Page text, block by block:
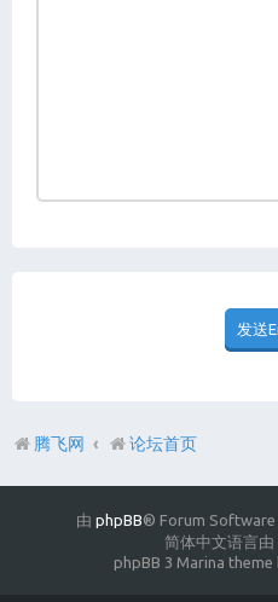
腾飞网 论坛首页
由 phpBB® Forum
简体中文语言由
phpBB 3 Marina theme